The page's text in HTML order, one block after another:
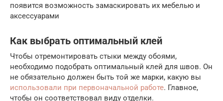
появится возможность замаскировать их мебелью и
аксессуарами
Как выбрать оптимальный клей
Чтобы отремонтировать стыки между обоями,
необходимо подобрать оптимальный клей для швов. Он
не обязательно должен быть той же марки, какую вы
использовали при первоначальной работе. Главное,
чтобы он соответствовал виду отделки.